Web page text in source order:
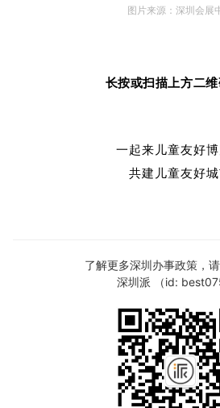
图片来源：深圳会展
长按或扫描上方二
一起来儿童友好
共建儿童友好
了解更多深圳办事政策，
深圳派 （id: